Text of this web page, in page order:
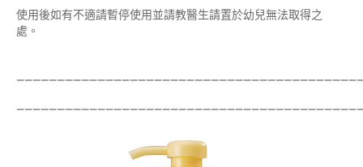
使用後如有不適請暫停使用並請教醫生請置於幼兒無法取得之
處。